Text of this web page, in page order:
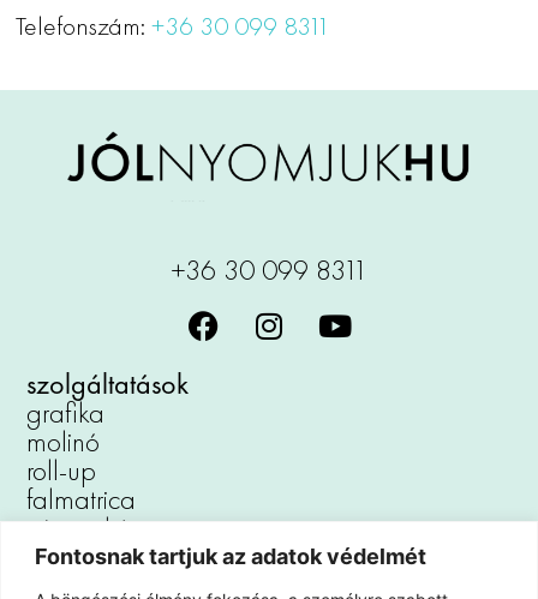
Fontosnak tartjuk az adatok védelmét
Telefonszám:+36 30 099 8311
+36 30 099 8311
szolgáltatások
grafika
molinó
roll-up
falmatrica
vászonkép
reklámtábla
padlómatrica